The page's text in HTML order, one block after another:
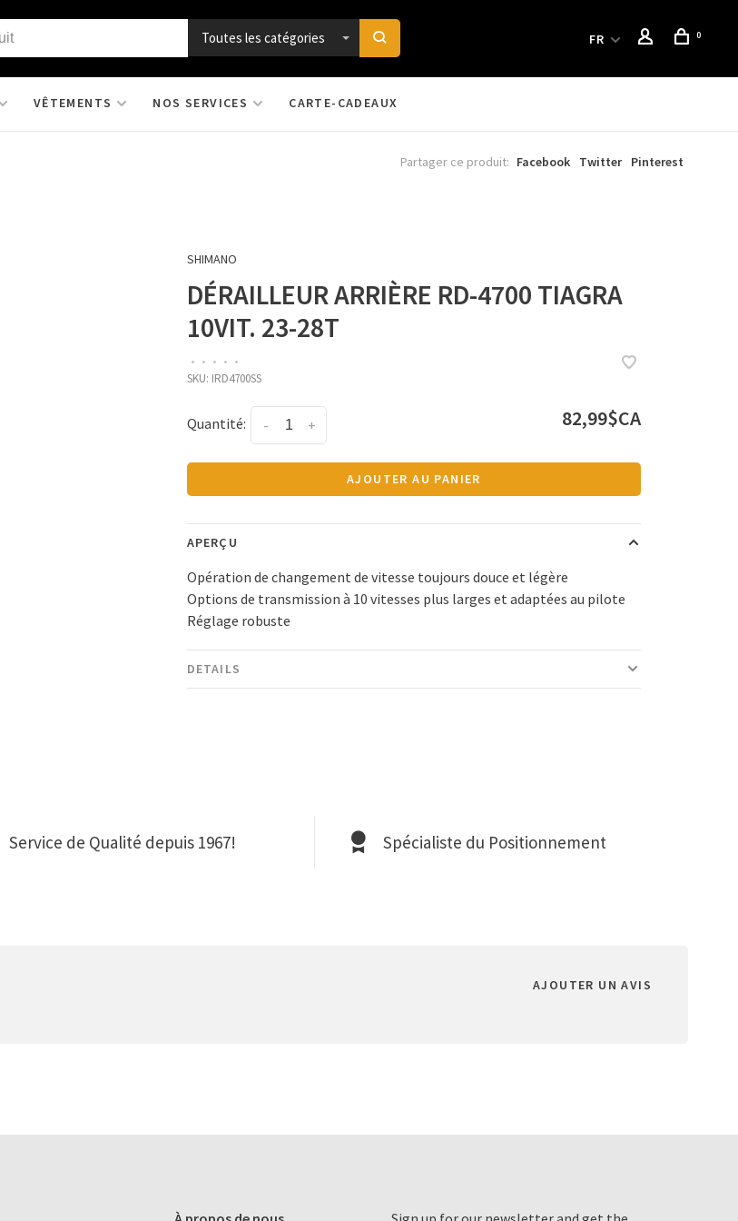
Toutes les catégories FR 0
VÊTEMENTS NOS SERVICES CARTE-CADEAUX
Partager ce produit: Facebook Twitter Pinterest
SHIMANO
DÉRAILLEUR ARRIÈRE RD-4700 TIAGRA
10VIT. 23-28T
• • • • •
SKU: IRD4700SS
Quantité: +
- 82,99$CA
AJOUTER AU PANIER
APERÇU
Opération de changement de vitesse toujours douce et légère
Options de transmission à 10 vitesses plus larges et adaptées au pilote
Réglage robuste
DETAILS
Service de Qualité depuis 1967! Spécialiste du Positionnement
AJOUTER UN AVIS